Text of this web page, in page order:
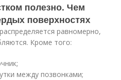
полезно. Чем
поверхностях
равномерно,
Кроме того:
между позвонками;